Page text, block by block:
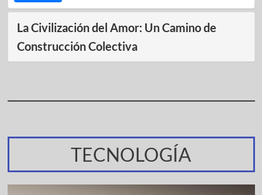
La Civilización del Amor: Un Camino de
Construcción Colectiva
TECNOLOGÍA